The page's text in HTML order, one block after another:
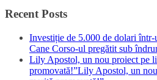
Recent Posts
Investiție de 5.000 de dolari
Cane Corso-ul pregătit sub
Lily Apostol, un nou proiect pe
promovată!”Lily Apostol, un